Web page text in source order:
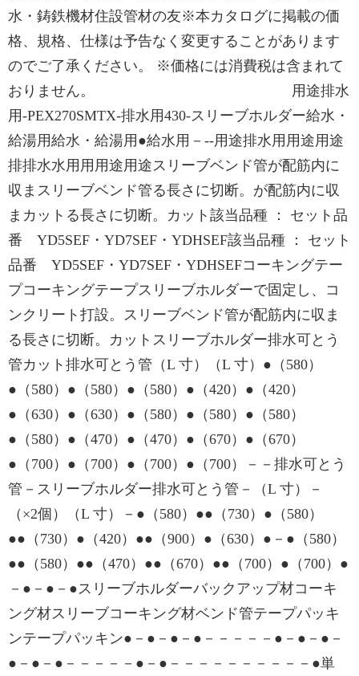
水・鋳鉄機材住設管材の友※本カタログに掲載の価
格、規格、仕様は予告なく変更することがあります
のでご了承ください。 ※価格には消費税は含まれて
おりません。 用途排水
用-PEX270SMTX-排水用430-スリーブホルダー給水・
給湯用給水・給湯用●給水用－--用途排水用用途用途
排排水水用用用途用途スリーブベンド管が配筋内に
収まスリーブベンド管る長さに切断。が配筋内に収
まカットる長さに切断。カット該当品種 ： セット品
番 YD5SEF・YD7SEF・YDHSEF該当品種 ： セット
品番 YD5SEF・YD7SEF・YDHSEFコーキングテー
プコーキングテープスリーブホルダーで固定し、コ
ンクリート打設。スリーブベンド管が配筋内に収ま
る長さに切断。カットスリーブホルダー排水可とう
管カット排水可とう管（L 寸）（L 寸）●（580）
●（580）●（580）●（580）●（420）●（420）
●（630）●（630）●（580）●（580）●（580）
●（580）●（470）●（470）●（670）●（670）
●（700）●（700）●（700）●（700）－－排水可とう
管－スリーブホルダー排水可とう管－（L 寸）－
（×2個）（L 寸）－●（580）●●（730）●（580）
●●（730）●（420）●●（900）●（630）●－●（580）
●●（580）●●（470）●●（670）●●（700）●（700）●
－●－●－●スリーブホルダーバックアップ材コーキ
ング材スリーブコーキング材ベンド管テープパッキ
ンテープパッキン●－●－●－●－－－－－●－●－●－
●－●－●－－－－－●－●－－－－－－－－－－●単